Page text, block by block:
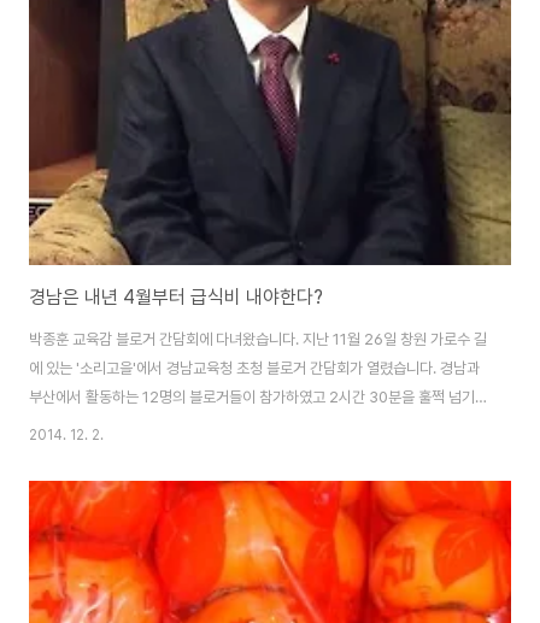
선진국으로 가는 출발이 될 것이라는 이야기였습니다. 듣고 보니 '무상급식' 실
현으로 대통령이 좋아하는 이른바 '국격'을 높일 수 있겠다는 생각이 들었습니
다. 아울러 무상급식을 실현하는 과정도 아래로부터 교육복지가 정착되는 모범
적인 사례였다고 그 의미를 설명하였습니..
경남은 내년 4월부터 급식비 내야한다?
박종훈 교육감 블로거 간담회에 다녀왔습니다. 지난 11월 26일 창원 가로수 길
에 있는 '소리고을'에서 경남교육청 초청 블로거 간담회가 열렸습니다. 경남과
부산에서 활동하는 12명의 블로거들이 참가하였고 2시간 30분을 훌쩍 넘기
면서 박종훈 교육감과 솔직 담백한 이야기를 나누었습니다. 어찌어찌하다보니
인사말을 부탁드렸더니, 곧바로 본론이라고 할 수 있는 '무상급식 예산 중단'이
야기부터 꺼내시더군요. 가벼운 이야기부터 시작할 줄 알았는델 인사말부터
"홍준표 도지사의 경남도와 박종훈 교육감의 경남교육청은 스피커의 차이가
너무 크다"는 것을 절감하고 가치관의 혼란을 경험하는 이야기를 하였습니다.
예컨대 홍준표 도시사의 주장이 맞는지 틀..
2014. 12. 2.